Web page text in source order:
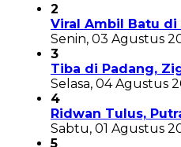
2
Viral Ambil Batu di
Senin, 03 Agustus
3
Tiba di Padang,
Selasa, 04 Agustus
4
Ridwan Tulus,
Sabtu, 01 Agustus
5